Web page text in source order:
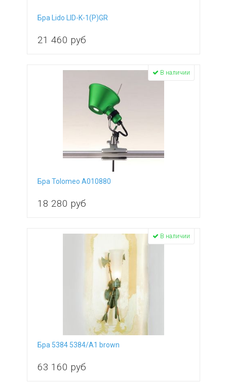
Бра Lido LID-K-1(P)GR
21 460 руб
Бра Tolomeo A010880
18 280 руб
В наличии
Бра 5384 5384/A1 brown
63 160 руб
В наличии